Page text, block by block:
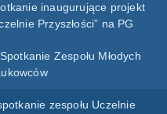
inaugurujące projekt
Przyszłości” na PG
Zespołu Młodych
zespołu Uczelnie